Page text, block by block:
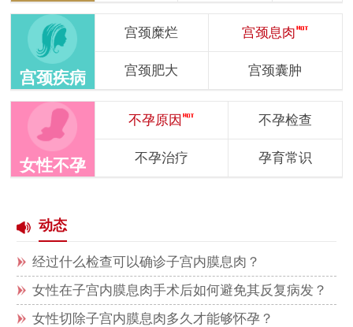
宫颈疾病
宫颈糜烂 宫颈息肉
宫颈肥大 宫颈囊肿
女性不孕
不孕原因 不孕检查
不孕治疗 孕育常识
动态
经过什么检查可以确诊子宫内膜息肉？
女性在子宫内膜息肉手术后如何避免其反复病发？
女性切除子宫内膜息肉多久才能够怀孕？